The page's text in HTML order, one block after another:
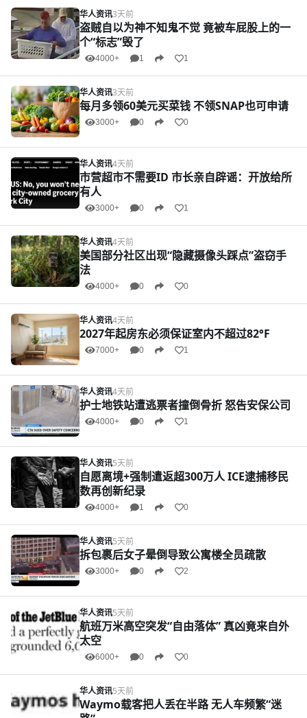
华人资讯3天前
盗贼自以为神不知鬼不觉 竟被车屁股上的一
个“标志”毁了
4000+ 1 1
华人资讯3天前
每月多领60美元买菜钱 不领SNAP也可申请
3000+ 0 0
华人资讯4天前
市营超市不需要ID 市长亲自辟谣：开放给所
有人
3000+ 0 1
华人资讯4天前
美国部分社区出现“隐藏摄像头踩点”盗窃手
法
4000+ 0 0
华人资讯4天前
2027年起房东必须保证室内不超过82°F
7000+ 0 1
华人资讯4天前
护士地铁站遭逃票者撞倒骨折 怒告安保公司
4000+ 0 1
华人资讯5天前
自愿离境+强制遣返超300万人 ICE逮捕移民
数再创新纪录
4000+ 1 0
华人资讯5天前
拆包裹后女子晕倒导致公寓楼全员疏散
3000+ 0 2
华人资讯5天前
航班万米高空突发“自由落体” 真凶竟来自外
太空
6000+ 0 0
华人资讯5天前
Waymo载客把人丢在半路 无人车频繁“迷